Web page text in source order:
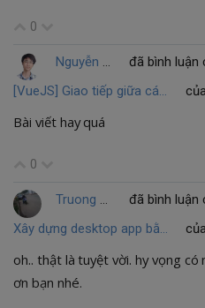
0
Nguyễn Phúc Lương
đã bình luận
[VueJS] Giao tiếp giữa các component
Bài viết hay quá
0
Truong Chi Nhan
đã bình luận
Xây dựng desktop app bằng Electron
oh.. thật là tuyệt vời. hy vọng
ơn bạn nhé.